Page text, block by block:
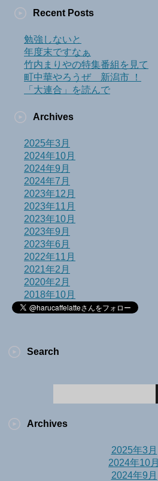
Recent Posts
勉強しないと
年度末ですなぁ
竹内まりやの特集番組を見て
町中華やろうぜ 新潟市 ！
「大連合」を読んで
Archives
2025年3月
2024年10月
2024年9月
2024年7月
2023年12月
2023年11月
2023年10月
2023年9月
2023年6月
2022年11月
2021年2月
2020年2月
2018年10月
Search
Archives
2025年3月
2024年10月
2024年9月